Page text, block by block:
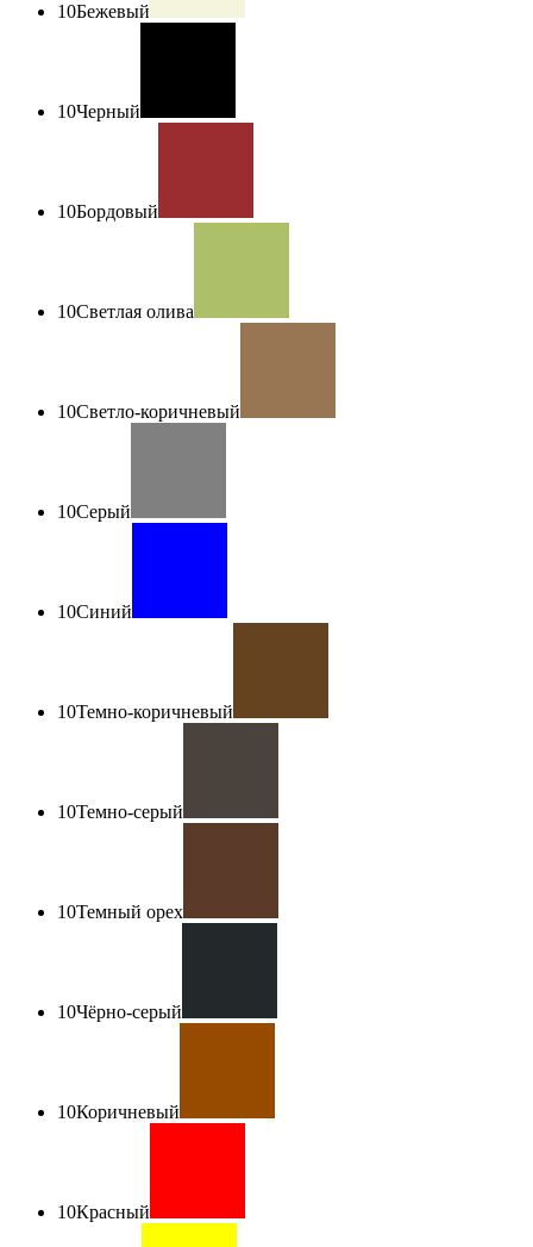
10Бежевый
10Черный
10Бордовый
10Светлая олива
10Светло-коричневый
10Серый
10Синий
10Темно-коричневый
10Темно-серый
10Темный орех
10Чёрно-серый
10Коричневый
10Красный